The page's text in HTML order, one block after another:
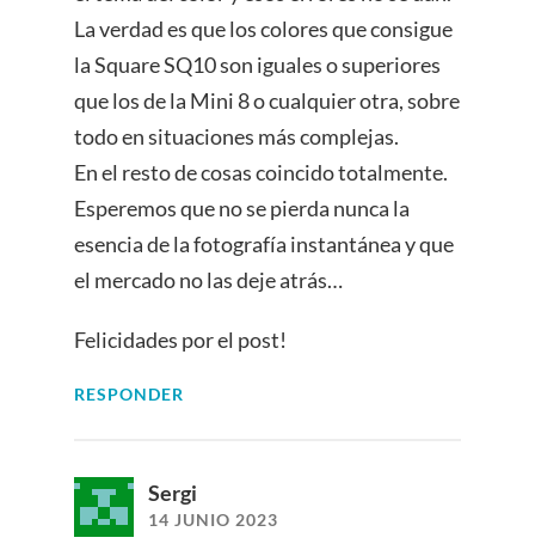
La verdad es que los colores que consigue
la Square SQ10 son iguales o superiores
que los de la Mini 8 o cualquier otra, sobre
todo en situaciones más complejas.
En el resto de cosas coincido totalmente.
Esperemos que no se pierda nunca la
esencia de la fotografía instantánea y que
el mercado no las deje atrás…
Felicidades por el post!
RESPONDER
Sergi
14 JUNIO 2023